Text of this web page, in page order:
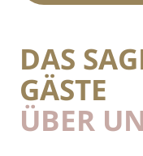
DAS
GÄSTE
ÜBER